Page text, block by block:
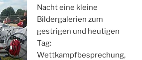
Nacht eine kleine
Bildergalerien zum
gestrigen und heutigen
Tag:
Wettkampfbesprechung,